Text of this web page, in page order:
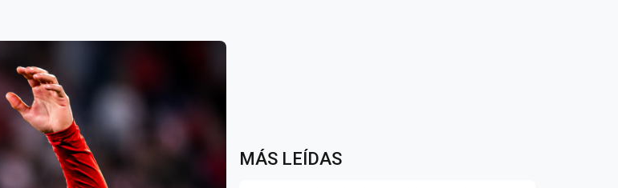
MÁS LEÍDAS